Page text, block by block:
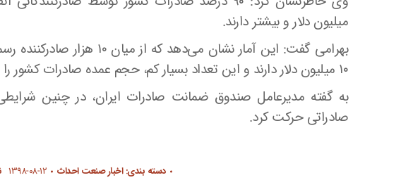
میلیون دلار و بیشتر دارند.
بهرامی گفت: این آمار نشان
۱۰ میلیون دلار دارند و این تعداد بسیار کم، حجم عمده صادرات کشور را انجام می‌دهند.
به گفته مدیرعامل صندوق ضمانت صادرات ایران، در چنین
صادراتی حرکت کرد.
دسته بندی:اخبار صنعت احداث ۱۳۹۸-۰۸-۱۲